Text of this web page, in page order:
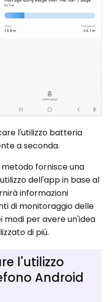
l'utilizzo batteria
a seconda.
fornisce una
dell'app in base al
informazioni
di monitoraggio delle
modi per avere un'idea
di più.
l'utilizzo
Android